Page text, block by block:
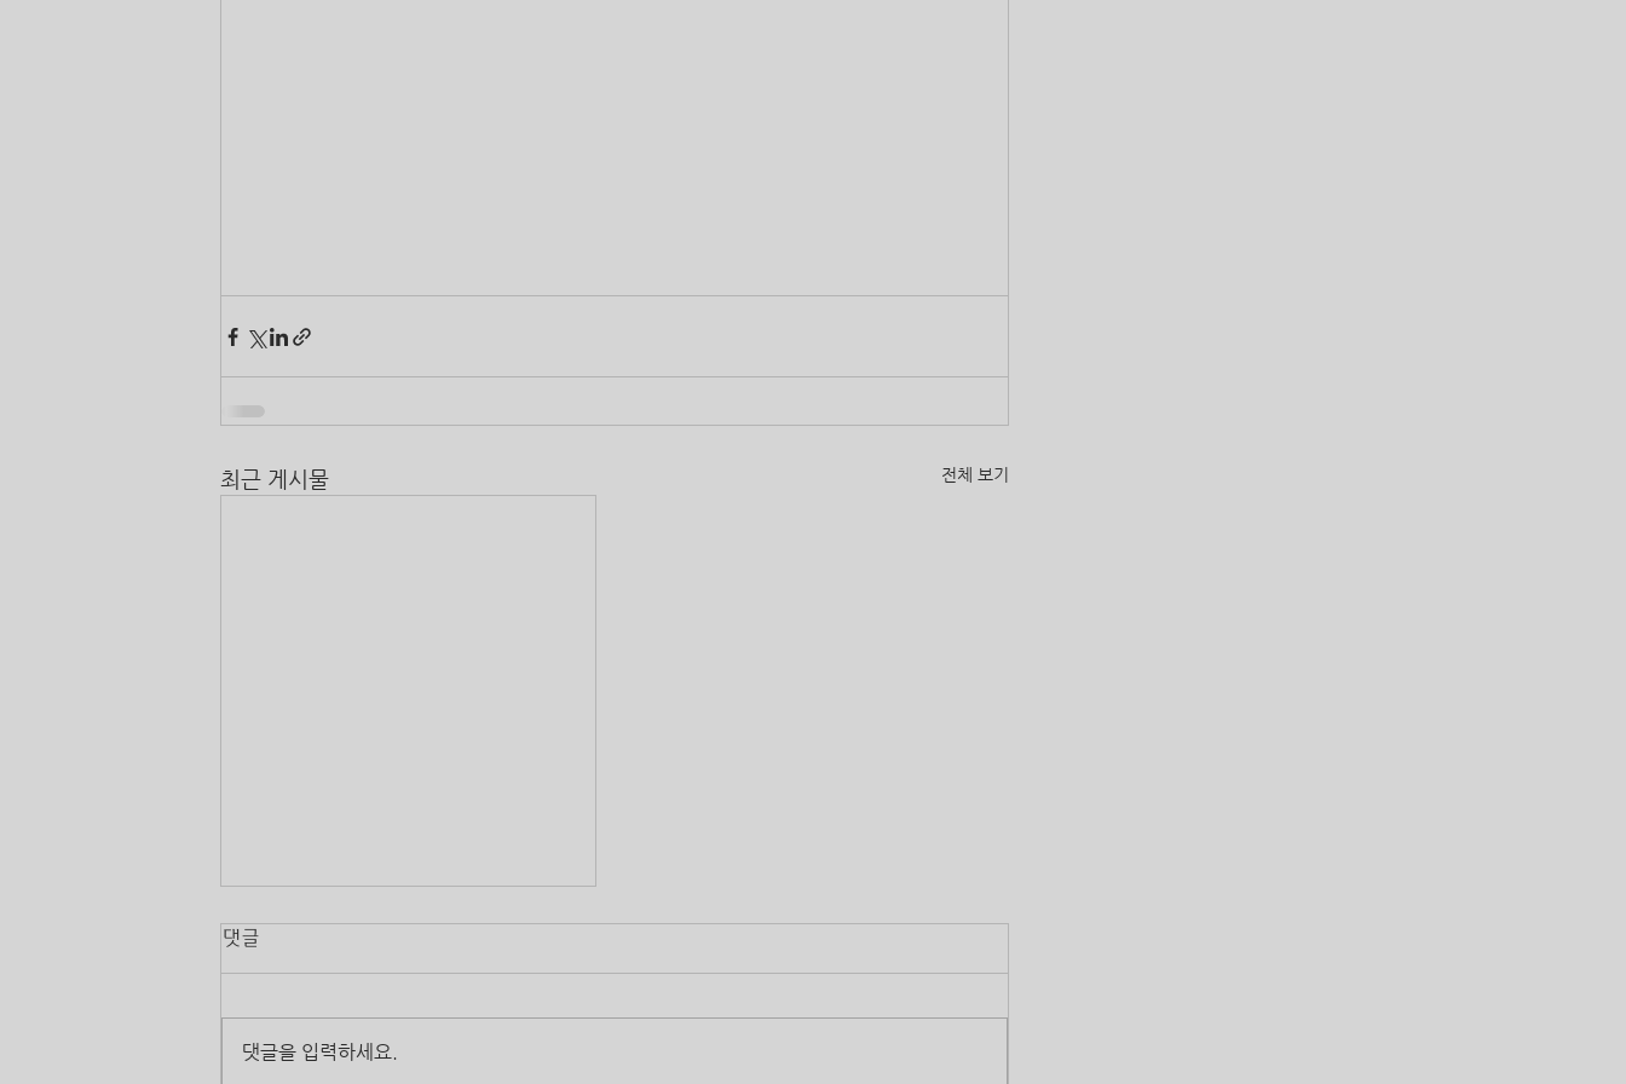
최근 게시물 전체 보기
댓글
댓글을 입력하세요.